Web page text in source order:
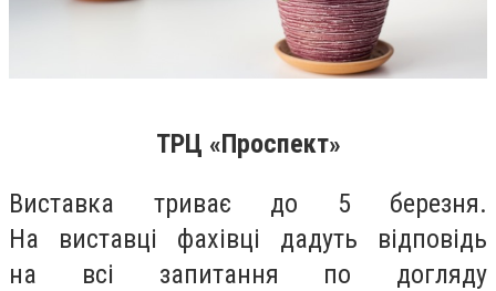
ТРЦ «Проспект»
Виставка триває до 5 березня.
На виставці фахівці дадуть відповідь
на всі запитання по догляду